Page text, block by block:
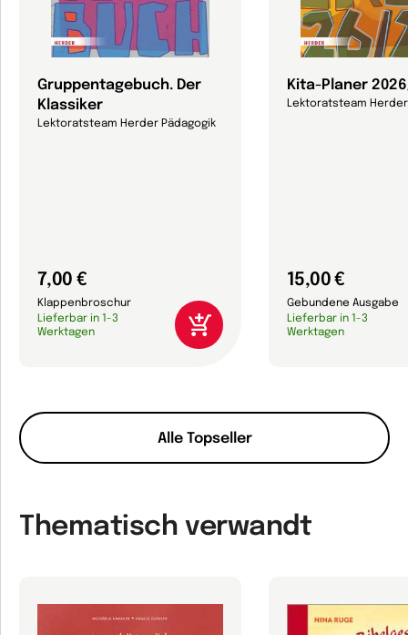
Alle Topseller
Gruppentagebuch. Der
Klassiker
Lektoratsteam Herder Pädagogik
7,00 €
Klappenbroschur
Lieferbar in 1-3
Werktagen
Kita-Planer
Lektoratsteam Herder
15,00 €
Gebundene Ausgabe
Lieferbar in 1-3
Werktagen
Thematisch verwandt